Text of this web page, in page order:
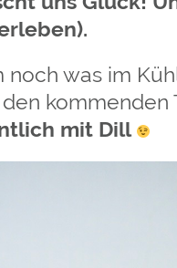
noch was im
kommenden
mit Dill